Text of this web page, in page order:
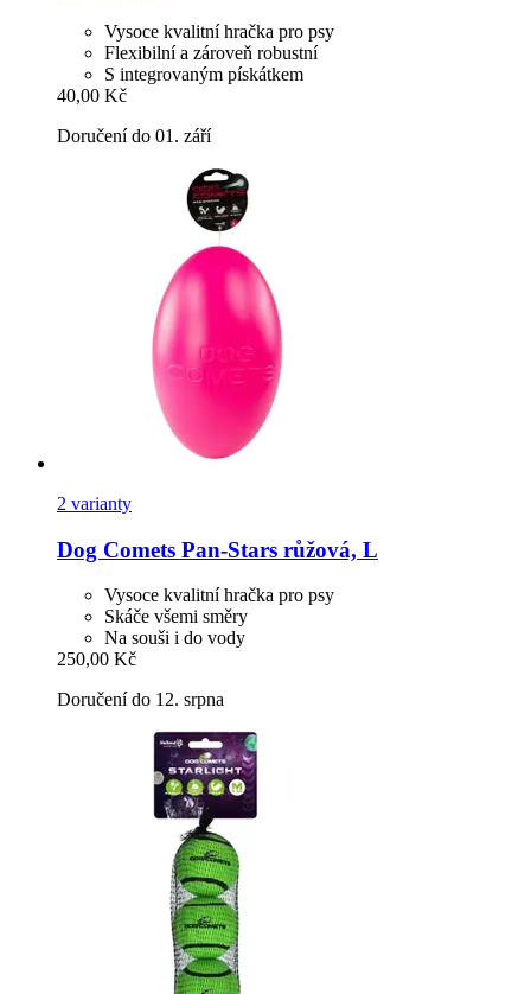
Vysoce kvalitní hračka pro psy
Flexibilní a zároveň robustní
S integrovaným pískátkem
40,00 Kč
Doručení do 01. září
2 varianty
Dog Comets Pan-​Stars růžová, L
Vysoce kvalitní hračka pro psy
Skáče všemi směry
Na souši i do vody
250,00 Kč
Doručení do 12. srpna